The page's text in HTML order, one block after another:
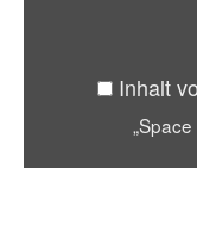
anzeigen Inhalt